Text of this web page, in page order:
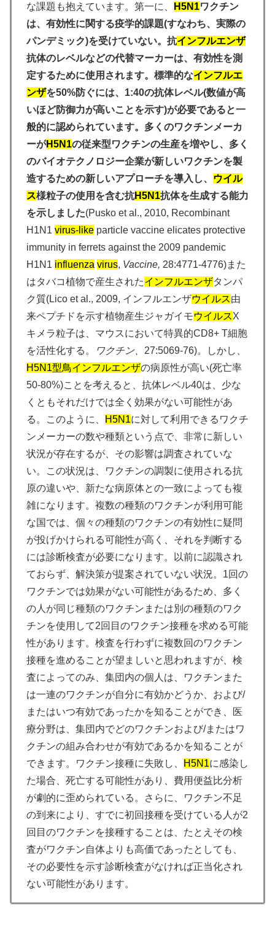
な課題も抱えています。第一に、
H5N1ワクチン
は、有効性に関する疫学的課題(すなわち、実際の
パンデミック)を受けていない。抗インフルエンザ
抗体のレベルなどの代替マーカーは、有効性を測
定するために使用されます。標準的なインフルエ
ンザを50%防ぐには、1:40の抗体レベル(数値が高
いほど防御力が高いことを示す)が必要であると一
般的に認められています。多くのワクチンメーカ
ーがH5N1の従来型ワクチンの生産を増やし、多く
のバイオテクノロジー企業が新しいワクチンを製
造するための新しいアプローチを導入し、
ウイル
ス様粒子の使用を含む抗H5N1抗体を生成する能力
を示しました(Pusko et al., 2010, Recombinant
H1N1 virus-like particle vaccine elicates protective
immunity in ferrets against the 2009 pandemic
H1N1 influenza virus, Vaccine, 28:4771-4776)また
はタバコ植物で産生されたインフルエンザタンパ
ク質(Lico et al., 2009, インフルエンザウイルス由
来ペプチドを示す植物産生ジャガイモウイルスX
キメラ粒子は、マウスにおいて特異的CD8+ T細胞
を活性化する。
ワクチン、 27:5069-76)。しかし、
H5N1型鳥インフルエンザの病原性が高い(死亡率
50-80%)ことを考えると、抗体レベル40は、少な
くともそれだけでは全く効果がない可能性があ
る。このように、
H5N1に対して利用できるワクチ
ンメーカーの数や種類という点で、非常に新しい
状況が存在するが、その影響は調査されていな
い。この状況は、ワクチンの調製に使用される抗
原の違いや、新たな病原体との一致によっても複
雑になります。複数の種類のワクチンが利用可能
な国では、個々の種類のワクチンの有効性に疑問
が投げかけられる可能性が高く、それを判断する
には診断検査が必要になります。以前に認識され
ておらず、解決策が提案されていない状況。1回の
ワクチンでは効果がない可能性があるため、多く
の人が同じ種類のワクチンまたは別の種類のワク
チンを使用して2回目のワクチン接種を求める可能
性があります。検査を行わずに複数回のワクチン
接種を進めることが望ましいと思われますが、検
査によってのみ、集団内の個人は、ワクチンまた
は一連のワクチンが自分に有効かどうか、および/
またはいつ有効であったかを知ることができ、医
療分野は、集団内でどのワクチンおよび/またはワ
クチンの組み合わせが有効であるかを知ることが
できます。ワクチン接種に失敗し、
H5N1に感染し
た場合、死亡する可能性があり、費用便益比分析
が劇的に歪められている。さらに、ワクチン不足
の到来により、すでに初回接種を受けている人が2
回目のワクチンを接種することは、たとえその検
査がワクチン自体よりも高価であったとしても、
その必要性を示す診断検査がなければ正当化され
ない可能性があります。